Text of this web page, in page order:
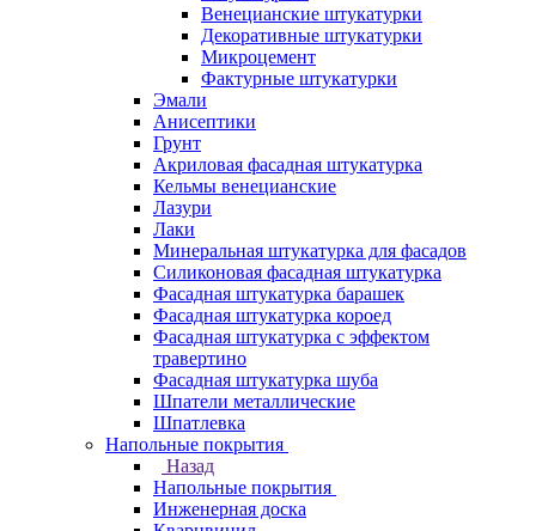
Венецианские штукатурки
Декоративные штукатурки
Микроцемент
Фактурные штукатурки
Эмали
Анисептики
Грунт
Акриловая фасадная штукатурка
Кельмы венецианские
Лазури
Лаки
Минеральная штукатурка для фасадов
Силиконовая фасадная штукатурка
Фасадная штукатурка барашек
Фасадная штукатурка короед
Фасадная штукатурка с эффектом
травертино
Фасадная штукатурка шуба
Шпатели металлические
Шпатлевка
Напольные покрытия
Назад
Напольные покрытия
Инженерная доска